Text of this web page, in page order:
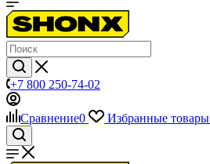
+7 800 250-74-02
Сравнение0 Избранные товары